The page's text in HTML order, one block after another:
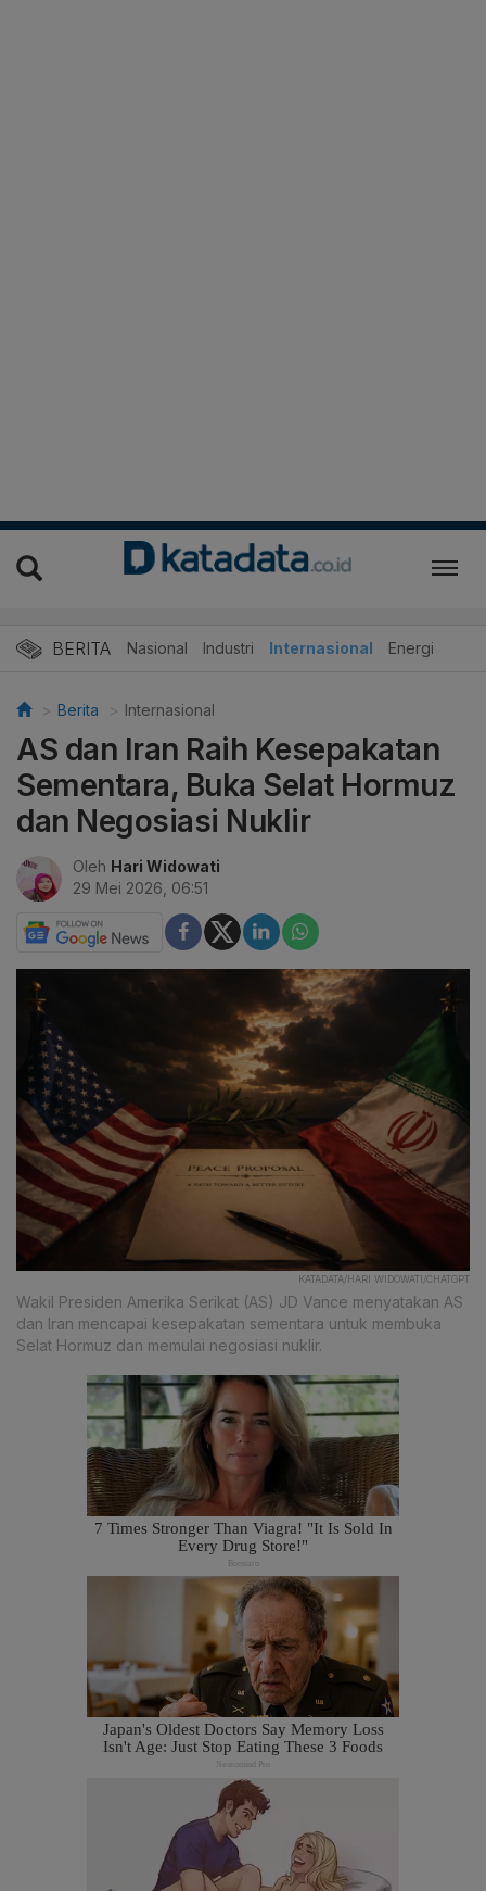
BERITA Nasional Industri Internasional Energi
Berita Internasional
AS dan Iran Raih Kesepakatan
Sementara, Buka Selat Hormuz
dan Negosiasi Nuklir
Oleh Hari Widowati
29 Mei 2026, 06:51
KATADATA/HARI WIDOWATI/CHATGPT
Wakil Presiden Amerika Serikat (AS) JD Vance menyatakan AS
dan Iran mencapai kesepakatan sementara untuk membuka
Selat Hormuz dan memulai negosiasi nuklir.